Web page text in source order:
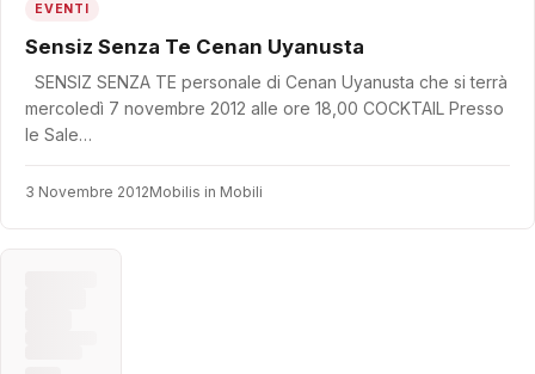
EVENTI
Sensiz Senza Te Cenan Uyanusta
SENSIZ SENZA TE personale di Cenan Uyanusta che si terrà
mercoledì 7 novembre 2012 alle ore 18,00 COCKTAIL Presso
le Sale…
3 Novembre 2012Mobilis in Mobili